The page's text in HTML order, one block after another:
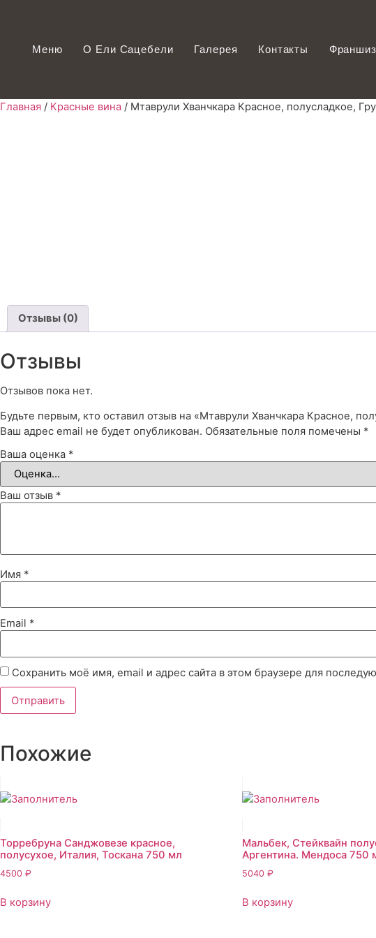
Меню О Ели Сацебели Галерея Контакты
Главная / Красные вина / Мтаврули Хванчкара Красное, полусладкое,
Отзывы (0)
Отзывы
Отзывов пока нет.
Будьте первым, кто оставил отзыв на «Мтаврули Хванчкара Красное,
Ваш адрес email не будет опубликован. Обязательные поля помечены *
Ваша оценка *
Ваш отзыв *
Имя *
Email *
Сохранить моё имя, email и адрес сайта в этом браузере для
Похожие
Торребруна Санджовезе красное,
полусухое, Италия, Тоскана 750 мл
4500 ₽
В корзину
Мальбек, Стейквайн
Аргентина. Мендоса 750
5040₽
В корзину